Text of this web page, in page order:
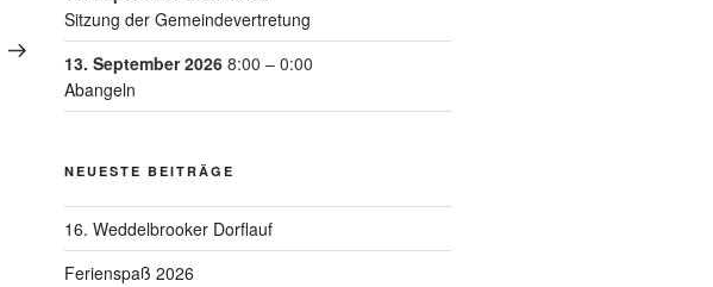
Sitzung der Gemeindevertretung
13. September 2026 8:00 – 0:00
Abangeln
NEUESTE BEITRÄGE
16. Weddelbrooker Dorflauf
Ferienspaß 2026